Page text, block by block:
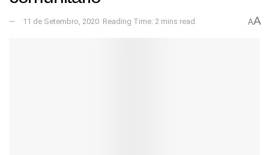
11 de Setembro, 2020 Reading Time: 2 mins read AA